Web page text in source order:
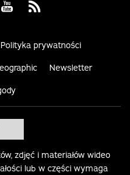
Instagram
Visit us on Youtube
Visit us on Rss
Polityka prywatności
Newsletter
zdjęć i materiałów wideo
lub w części wymaga